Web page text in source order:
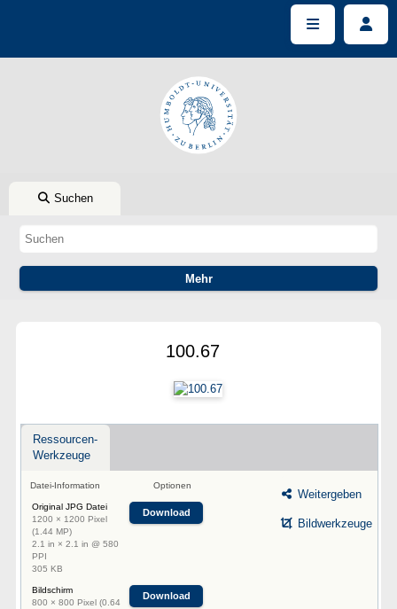
Suchen
100.67
Ressourcen-
Werkzeuge
Datei-Information Optionen
Original JPG Datei
1200 × 1200 Pixel
(1.44 MP)
2.1 in × 2.1 in @ 580
PPI
305 KB
Download
Bildschirm
800 × 800 Pixel (0.64
Download
Weitergeben
Bildwerkzeuge